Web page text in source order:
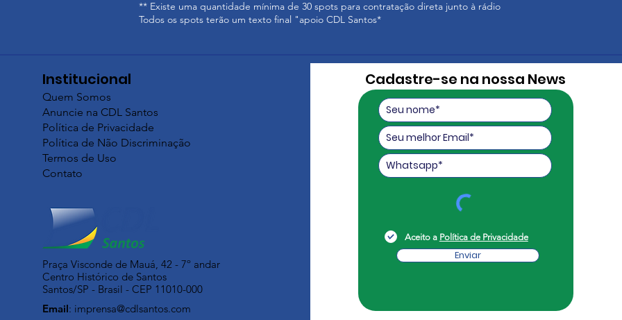
** Existe uma quantidade mínima de 30 spots para contratação direta junto à rádio
Todos os spots terão um texto final "apoio CDL Santos*
Institucional
Quem Somos
Anuncie na CDL Santos
Política de Privacidade
Política de Não Discriminação
Termos de Uso
Contato
Praça Visconde de Mauá, 42 - 7º andar
Centro Histórico de Santos
Santos/SP - Brasil - CEP 11010-000
Email: imprensa@cdlsantos.com
Cadastre-se na nossa News
Aceito a Política de Privacidade
Enviar